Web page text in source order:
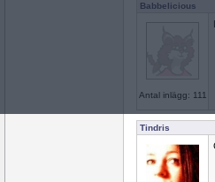
Babbelicious
Antal inlägg: 111
Tindris